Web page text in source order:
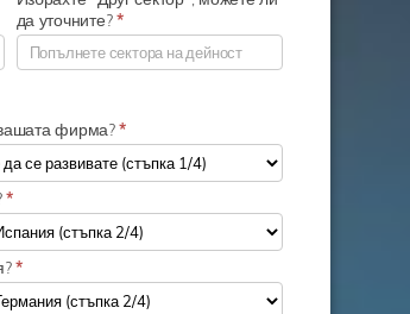
да уточните?*
вашата фирма?*
*
*